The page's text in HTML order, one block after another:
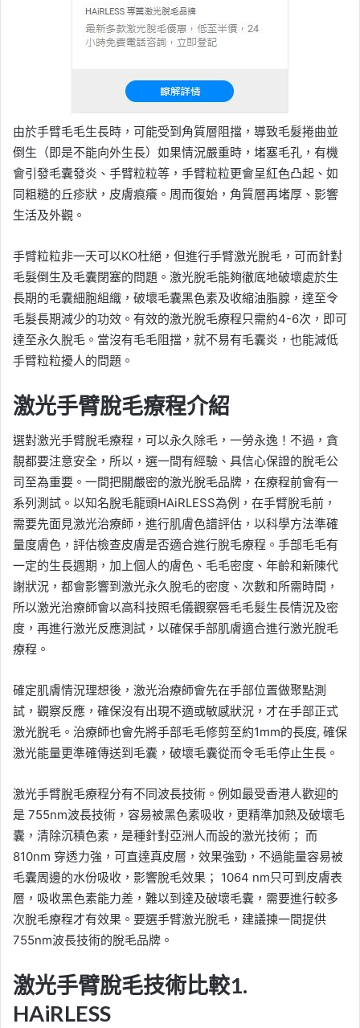
由於手臂毛毛生長時，可能受到角質層阻擋，導致毛髮捲曲並
倒生（即是不能向外生長）如果情況嚴重時，堵塞毛孔，有機
會引發毛囊發炎、手臂粒粒等，手臂粒粒更會呈紅色凸起、如
同粗糙的丘疹狀，皮膚痕癢。周而復始，角質層再堵厚、影響
生活及外觀。
手臂粒粒非一天可以KO杜絕，但進行手臂激光脫毛，可而針對
毛髮倒生及毛囊閉塞的問題。激光脫毛能夠徹底地破壞處於生
長期的毛囊細胞組織，破壞毛囊黑色素及收縮油脂腺，達至令
毛髮長期減少的功效。有效的激光脫毛療程只需約4-6次，即可
達至永久脫毛。當沒有毛毛阻擋，就不易有毛囊炎，也能減低
手臂粒粒擾人的問題。
激光手臂脫毛療程介紹
選對激光手臂脫毛療程，可以永久除毛，一勞永逸！不過，貪
靚都要注意安全，所以，選一間有經驗、具信心保證的脫毛公
司至為重要。一間把關嚴密的激光脫毛品牌，在療程前會有一
系列測試。以知名脫毛龍頭HAiRLESS為例，在手臂脫毛前，
需要先面見激光治療師，進行肌膚色譜評估，以科學方法準確
量度膚色，評估檢查皮膚是否適合進行脫毛療程。手部毛毛有
一定的生長週期，加上個人的膚色、毛毛密度、年齡和新陳代
謝狀況，都會影響到激光永久脫毛的密度、次數和所需時間，
所以激光治療師會以高科技照毛儀觀察唇毛毛髮生長情況及密
度，再進行激光反應測試，以確保手部肌膚適合進行激光脫毛
療程。
確定肌膚情況理想後，激光治療師會先在手部位置做聚點測
試，觀察反應，確保沒有出現不適或敏感狀況，才在手部正式
激光脫毛。治療師也會先將手部毛毛修剪至約1mm的長度, 確保
激光能量更準確傳送到毛囊，破壞毛囊從而令毛毛停止生長。
激光手臂脫毛療程分有不同波長技術。例如最受香港人歡迎的
是 755nm波長技術，容易被黑色素吸收，更精準加熱及破壞毛
囊，清除沉積色素，是種針對亞洲人而設的激光技術； 而
810nm 穿透力強，可直達真皮層，效果強勁，不過能量容易被
毛囊周邊的水份吸收，影響脫毛效果； 1064 nm只可到皮膚表
層，吸收黑色素能力差，難以到達及破壞毛囊，需要進行較多
次脫毛療程才有效果。要選手臂激光脫毛，建議揀一間提供
755nm波長技術的脫毛品牌。
激光手臂脫毛技術比較1.
HAiRLESS